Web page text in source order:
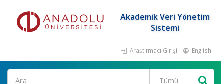
Akademik Veri Yönetim
Sistemi
Araştırmacı Girişi English
Ara